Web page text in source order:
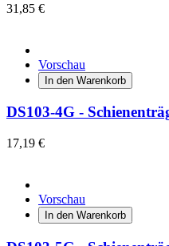
31,85 €
Vorschau
In den Warenkorb
DS103-4G -
17,19 €
Vorschau
In den Warenkorb